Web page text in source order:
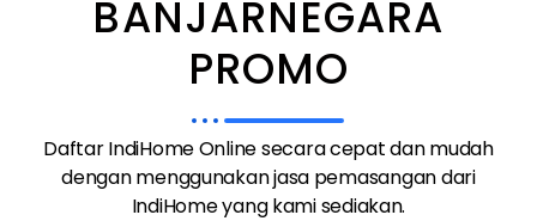
BANJARNEGARA
PROMO
Daftar IndiHome Online secara cepat dan mudah
dengan menggunakan jasa pemasangan dari
IndiHome yang kami sediakan.